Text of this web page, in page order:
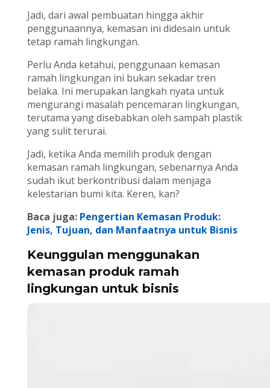
Jadi, dari awal pembuatan hingga akhir
penggunaannya, kemasan ini didesain untuk
tetap ramah lingkungan.
Perlu Anda ketahui, penggunaan kemasan
ramah lingkungan ini bukan sekadar tren
belaka. Ini merupakan langkah nyata untuk
mengurangi masalah pencemaran lingkungan,
terutama yang disebabkan oleh sampah plastik
yang sulit terurai.
Jadi, ketika Anda memilih produk dengan
kemasan ramah lingkungan, sebenarnya Anda
sudah ikut berkontribusi dalam menjaga
kelestarian bumi kita. Keren, kan?
Baca juga: Pengertian Kemasan Produk:
Jenis, Tujuan, dan Manfaatnya untuk Bisnis
Keunggulan menggunakan
kemasan produk ramah
lingkungan untuk bisnis